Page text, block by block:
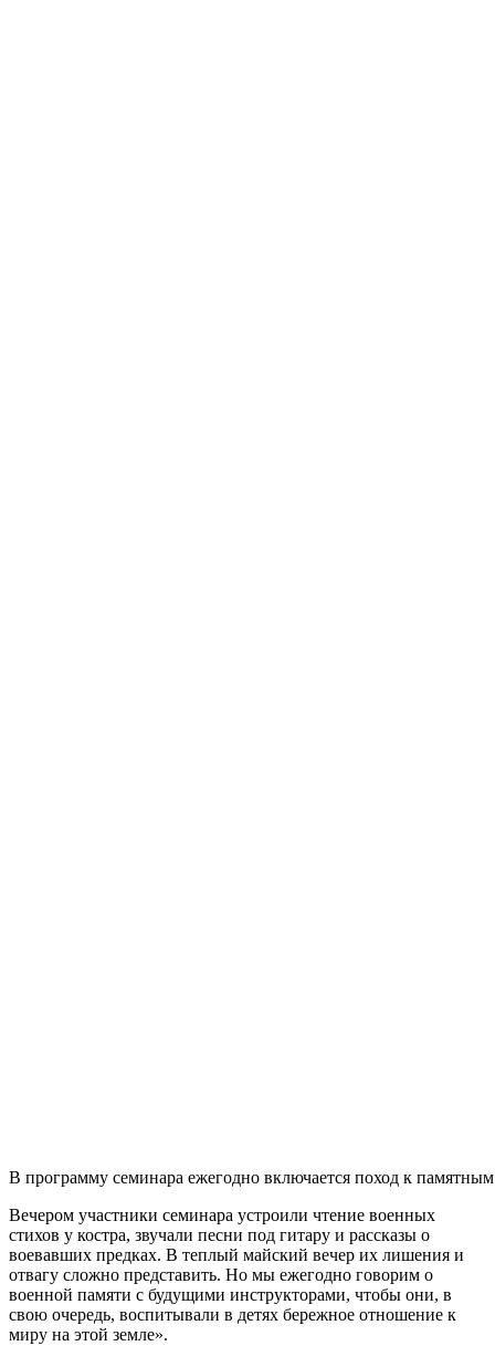
В программу семинара ежегодно включается поход к
Вечером участники семинара устроили чтение военных
стихов у костра, звучали песни под гитару и рассказы о
воевавших предках. В теплый майский вечер их лишения и
отвагу сложно представить. Но мы ежегодно говорим о
военной памяти с будущими инструкторами, чтобы они, в
свою очередь, воспитывали в детях бережное отношение к
миру на этой земле».